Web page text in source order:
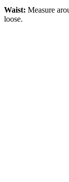
Waist: Measure
loose.